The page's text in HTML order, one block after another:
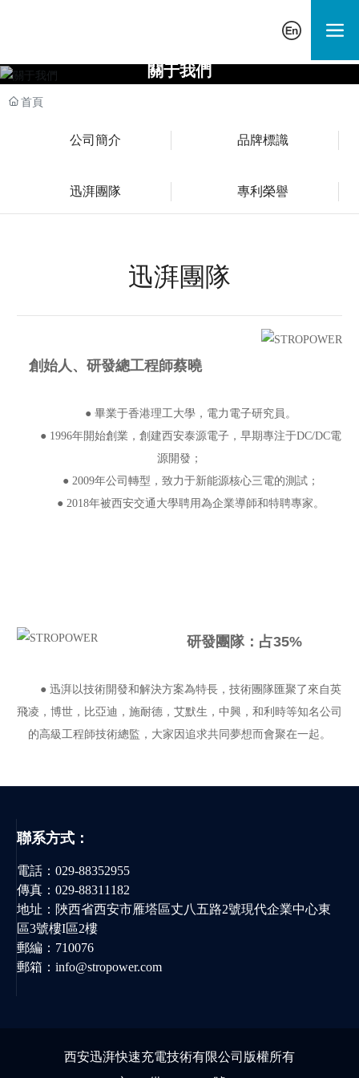
關于我們
首頁
公司簡介 品牌標識
迅湃團隊 專利榮譽
迅湃團隊
創始人、研發總工程師蔡曉
● 畢業于香港理工大學，電力電子研究員。
● 1996年開始創業，創建西安泰源電子，早期專注于DC/DC電
源開發；
● 2009年公司轉型，致力于新能源核心三電的測試；
● 2018年被西安交通大學聘用為企業導師和特聘專家。
研發團隊：占35%
● 迅湃以技術開發和解決方案為特長，技術團隊匯聚了來自英
飛凌，博世，比亞迪，施耐德，艾默生，中興，和利時等知名公司
的高級工程師技術總監，大家因追求共同夢想而會聚在一起。
聯系方式：
電話： 029-88352955
傳真：029-88311182
地址：陜西省西安市雁塔區丈八五路2號現代企業中心東
區3號樓I區2樓
郵編：710076
郵箱： info@stropower.com
西安迅湃快速充電技術有限公司版權所有